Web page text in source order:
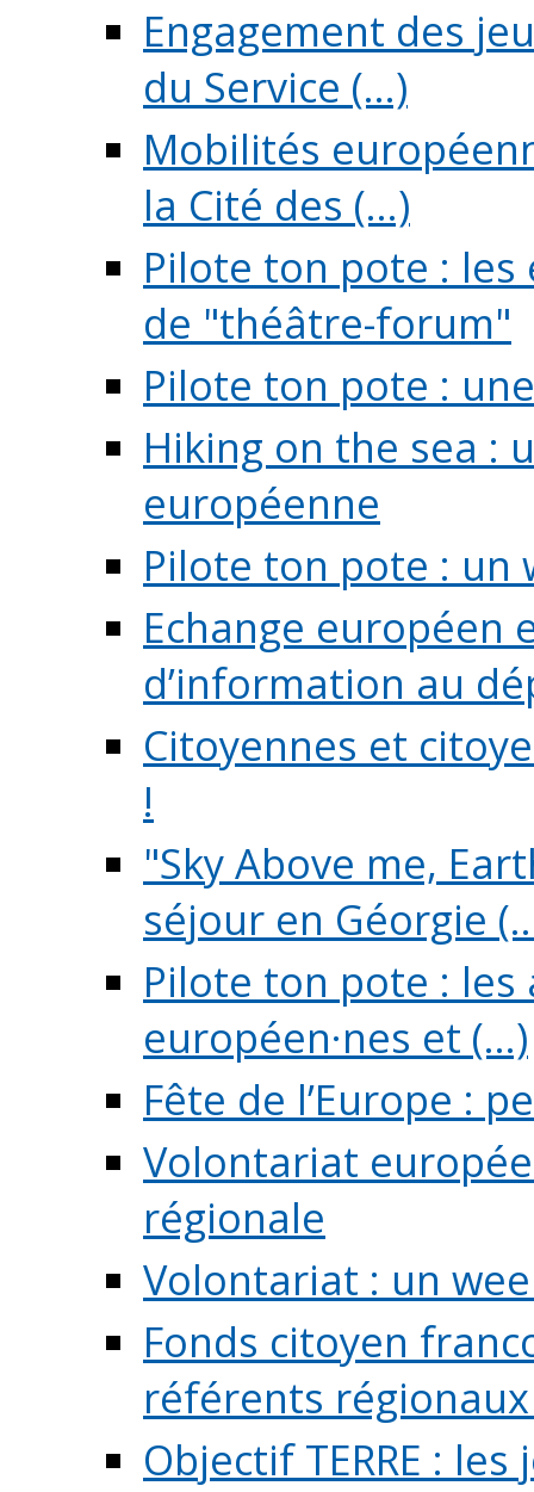
Engagement des
du Service (...)
Mobilités
la Cité des (...)
Pilote ton pote :
de "théâtre-forum"
Pilote ton pote :
Hiking on the sea :
européenne
Pilote ton pote : un
Echange européen
d’information au
Citoyennes et
!
"Sky Above me,
séjour en Géorgie
Pilote ton pote :
européen·nes et (...)
Fête de l’Europe :
Volontariat
régionale
Volontariat : un
Fonds citoyen
référents régionaux
Objectif TERRE :